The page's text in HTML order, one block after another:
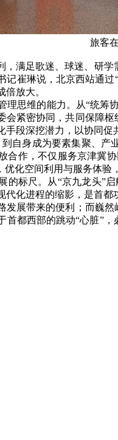
旅客
满足歌迷、球迷、研学
崔琳说，北京西站通过
放大。
思维的能力。从“统筹
会紧密协同，共同保障
手段深挖潜力，以协同
身成为要素集聚、产
合作，不仅服务京津冀
优化空间利用与服务体
尺。从“京九龙头”启
代化进程的缩影，是首都
展带来的便利；而巍然
首都西部的跳动“心脏”